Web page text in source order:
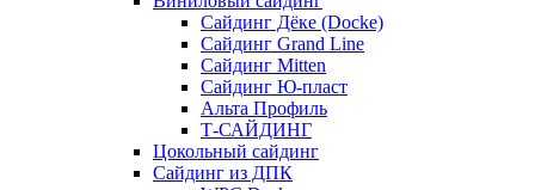
Сайдинг Дёке (Docke)
Сайдинг Grand Line
Сайдинг Mitten
Сайдинг Ю-пласт
Альта Профиль
Т-САЙДИНГ
Цокольный сайдинг
Сайдинг из ДПК